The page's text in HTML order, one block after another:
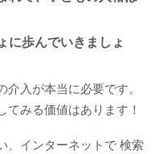
に歩んでいきましょ
入が本当に必要です。
みる価値はあります！
、インターネットで 検索